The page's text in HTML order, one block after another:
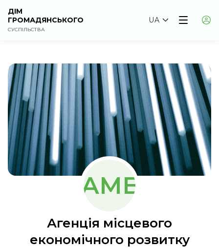
ДІМ
ГРОМАДЯНСЬКОГО
СУСПІЛЬСТВА
UA
АМЕ
Агенція місцевого
економічного розвитку